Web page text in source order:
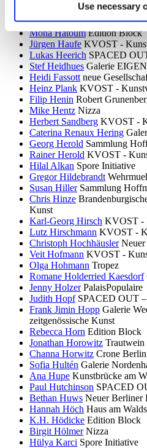
Use necessary
Harald Krainer, Lutz Marx,
Hildegard Wittur neue
Mona Hatoum Edition Block
Jürgen Haufe KVOST -
Lukas Heerich SPACED
Stef Heidhues Galerie
Heidi Fassott neue
Heinz Plank KVOST -
Filip Henin Robert
Mike Hentz Nizza
Herbert Sandberg KVOST -
Caterina Renaux Hering
Georg Herold Sammlung
Rainer Herold KVOST -
Hilal Alkan Spore Initiative
Gregor Hildebrandt
Susan Hiller Sammlung
Chris Hinze
Kunst
Karl-Georg Hirsch KVOST -
Lutz Hirschmann KVOST -
Christoph Hochhäusler
Veit Hofmann KVOST -
Olga Hohmann Tropez
Romane Holderried Kaesdorf
Jenny Holzer PalaisPopulaire
Judith Hopf SPACED OUT
Frank Jimin Hopp Galerie
zeitgenössische Kunst
Rebecca Horn Edition Block
Jonathan Horowitz Trautwein
Channa Horwitz Crone Berlin
Sofia Hultén Galerie
Ana Hupe Kunstbrücke am
Paul Hutchinson SPACED
Bethan Huws Neuer Berliner
Hannah Höch Haus am
K.H. Hödicke Edition Block
Birgit Hölmer Nizza
Hülya Karci Spore Initiative